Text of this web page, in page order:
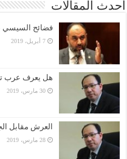
أحدث المقالات
فضائح السيسي
7 أبريل، 2019
هل يعرف عرب
30 مارس، 2019
العرش مقابل
28 مارس، 2019